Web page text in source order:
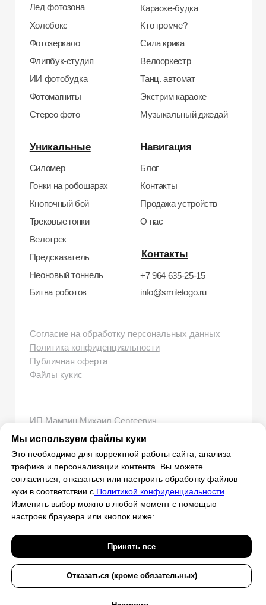
smiletogo.ru
Мы используем файлы куки
Это необходимо для корректной работы сайта, анализа
трафика и персонализации контента. Вы можете
согласиться, отказаться или настроить обработку файлов
куки в соответствии с Политикой конфиденциальности
Изменить выбор можно в любой момент с помощью
настроек браузера или кнопок ниже:
Принять все
Отказаться (кроме обязательных)